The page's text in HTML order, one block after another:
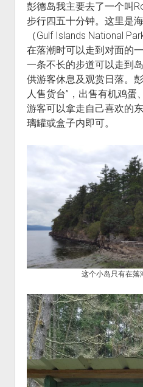
彭德岛我主要去了一个叫
步行四五十分钟。这里是
（Gulf Islands National
在落潮时可以走到对面的
一条不长的步道可以走到
供游客休息及观赏日落。
人售货台”，出售有机鸡蛋
游客可以拿走自己喜欢的
璃罐或盒子内即可。
这个小岛只有在落